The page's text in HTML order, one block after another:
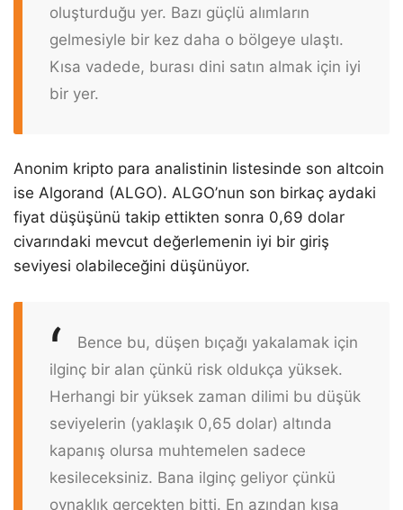
oluşturduğu yer. Bazı güçlü alımların
gelmesiyle bir kez daha o bölgeye ulaştı.
Kısa vadede, burası dini satın almak için iyi
bir yer.
Anonim kripto para analistinin listesinde son altcoin
ise Algorand (ALGO). ALGO’nun son birkaç aydaki
fiyat düşüşünü takip ettikten sonra 0,69 dolar
civarındaki mevcut değerlemenin iyi bir giriş
seviyesi olabileceğini düşünüyor.
Bence bu, düşen bıçağı yakalamak için
ilginç bir alan çünkü risk oldukça yüksek.
Herhangi bir yüksek zaman dilimi bu düşük
seviyelerin (yaklaşık 0,65 dolar) altında
kapanış olursa muhtemelen sadece
kesileceksiniz. Bana ilginç geliyor çünkü
oynaklık gerçekten bitti. En azından kısa